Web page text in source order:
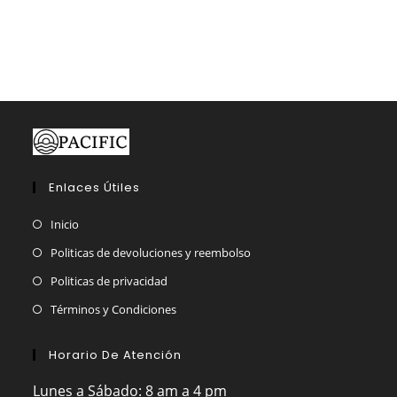
de
Enlaces Útiles
Inicio
Politicas de devoluciones y reembolso
Politicas de privacidad
Términos y Condiciones
Horario De Atención
Lunes a Sábado: 8 am a 4 pm